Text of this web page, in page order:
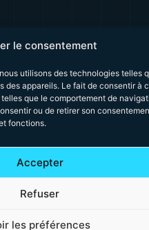
le consentement
utilisons des technologies telles
des appareils. Le fait de consentir à
que le comportement de
ou de retirer son
fonctions.
Accepter
Refuser
les préférences